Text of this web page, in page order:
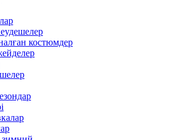
костюмдер